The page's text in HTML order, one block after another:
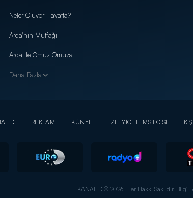
Neler Oluyor Hayatta?
Arda'nın Mutfağı
Arda ile Omuz Omuza
Daha Fazla
D REKLAM KÜNYE İZLEYİCİ TEMSİLCİSİ
KANAL D © 2026. Her Hakkı Saklıdır. Bilgi